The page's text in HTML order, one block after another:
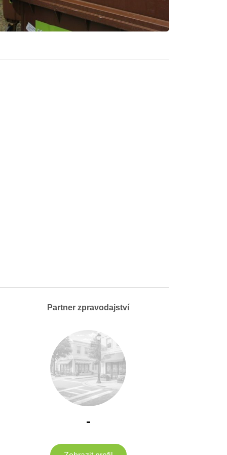
Partner zpravodajství
-